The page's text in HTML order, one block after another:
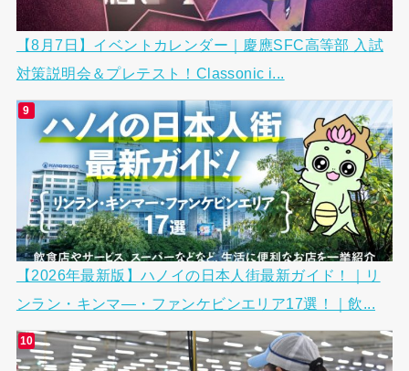
【8月7日】イベントカレンダー｜慶應SFC高等部 入試
対策説明会＆プレテスト！Classonic i...
【2026年最新版】ハノイの日本人街最新ガイド！｜リ
ンラン・キンマ―・ファンケビンエリア17選！｜飲...